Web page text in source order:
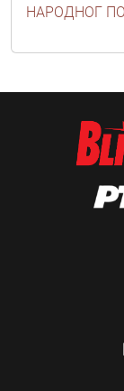
НАРОДНОГ